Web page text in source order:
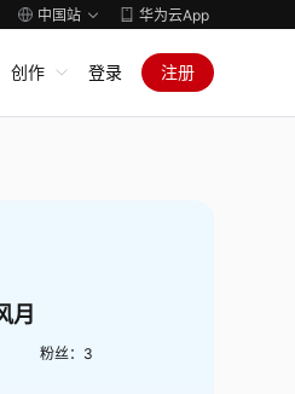
中国站 华为云App
创作 登录 注册
月
粉丝： 3